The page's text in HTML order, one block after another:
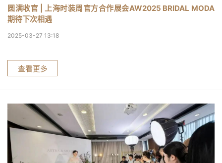
圆满收官 | 上海时装周官方合作展会AW2025 BRIDAL MODA
期待下次相遇
2025-03-27 13:18
查看更多